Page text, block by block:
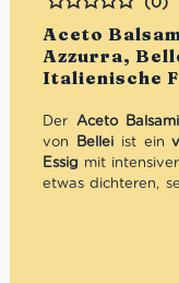
Aceto
Azzurra,
Italienische
Bewertet
Der Aceto
von Bellei ist ein
Essig mit
etwas dichteren,
mediterraner
komplexe